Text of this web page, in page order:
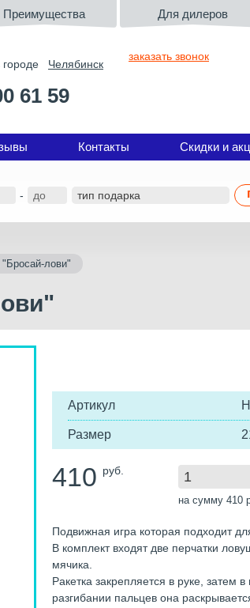
Преимущества Для дилеров
Челябинск
заказать звонок
61 59
Контакты Скидки и
-
"Бросай-лови"
Артикул
Размер
410 руб.
на сумму 410
Подвижная игра которая подходит
В комплект входят две перчатки
мячика.
Ракетка закрепляется в руке, затем
разгибании пальцев она